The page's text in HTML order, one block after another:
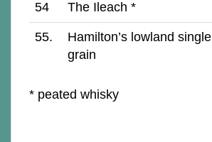
54 The Ileach *
55.
Hamilton’s lowland single
grain
* peated whisky